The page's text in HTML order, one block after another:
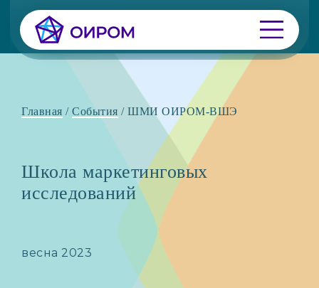
Главная / События / ШМИ ОИРОМ-ВШЭ
Школа маркетинговых
исследований
весна 2023